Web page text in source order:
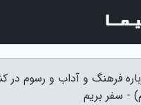
فرهنگ و آداب و رسوم در
- سفر بریم